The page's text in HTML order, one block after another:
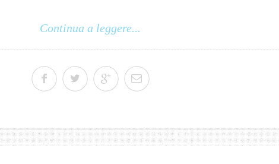
Continua a leggere...